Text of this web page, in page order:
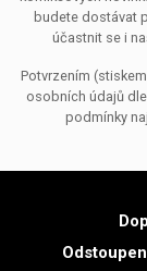
budete dostávat
účastnit se i
Potvrzením
osobních údajů
podmínky